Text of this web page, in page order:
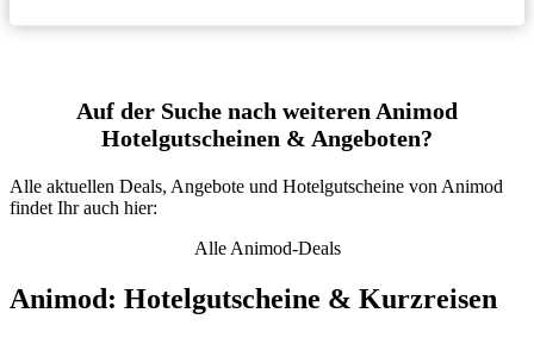
Auf der Suche nach weiteren Animod
Hotelgutscheinen & Angeboten?
Alle aktuellen Deals, Angebote und Hotelgutscheine von Animod
findet Ihr auch hier:
Alle Animod-Deals
Animod: Hotelgutscheine & Kurzreisen